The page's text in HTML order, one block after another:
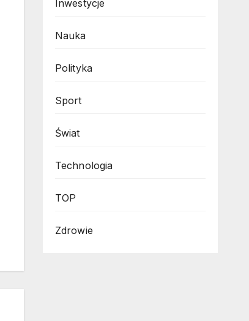
Inwestycje
Nauka
Polityka
Sport
Świat
Technologia
TOP
Zdrowie